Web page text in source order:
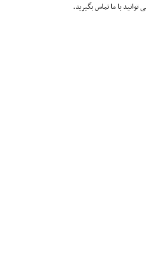
با ما تماس بگیرید.